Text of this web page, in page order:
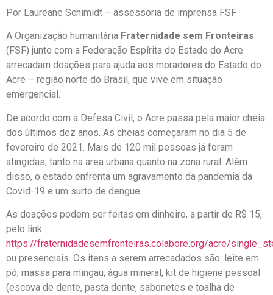
Por Laureane Schimidt – assessoria de imprensa FSF
A Organização humanitária Fraternidade sem Fronteiras
(FSF) junto com a Federação Espírita do Estado do Acre
arrecadam doações para ajuda aos moradores do Estado do
Acre – região norte do Brasil, que vive em situação
emergencial.
De acordo com a Defesa Civil, o Acre passa pela maior cheia
dos últimos dez anos. As cheias começaram no dia 5 de
fevereiro de 2021. Mais de 120 mil pessoas já foram
atingidas, tanto na área urbana quanto na zona rural. Além
disso, o estado enfrenta um agravamento da pandemia da
Covid-19 e um surto de dengue.
As doações podem ser feitas em dinheiro, a partir de R$ 15,
pelo link:
https://fraternidadesemfronteiras.colabore.org/acre/
ou presenciais. Os itens a serem arrecadados são: leite em
pó; massa para mingau; água mineral; kit de higiene pessoal
(escova de dente, pasta dente, sabonetes e toalha de